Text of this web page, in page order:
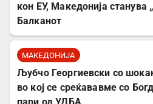
кон ЕУ, Македонија станува
Балканот
МАКЕДОНИЈА
Љубчо Георгиевски со
во кој се среќававме со